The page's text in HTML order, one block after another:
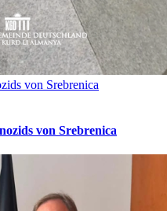
von Srebrenica
von Srebrenica